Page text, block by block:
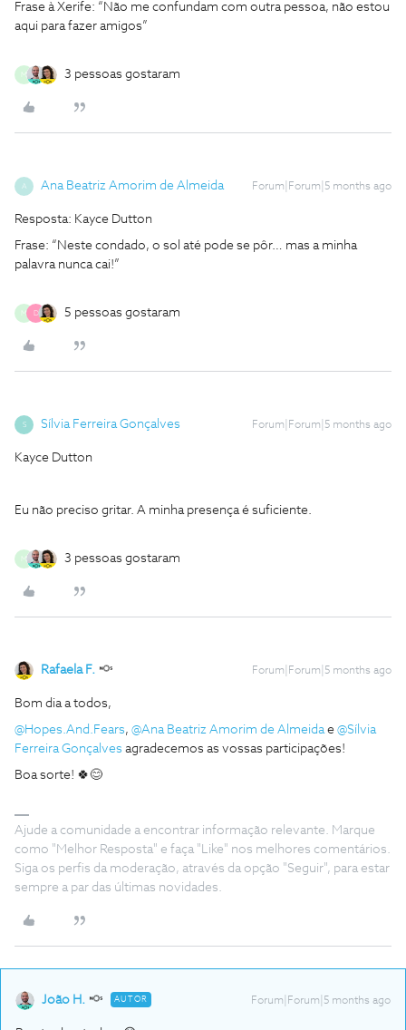
Frase à Xerife: “Não me confundam com outra pessoa, não estou
aqui para fazer amigos”
M 3 pessoas gostaram
A Ana Beatriz Amorim de Almeida Forum|Forum|5 months ago
Resposta: Kayce Dutton
Frase: “Neste condado, o sol até pode se pôr… mas a minha
palavra nunca cai!”
M D 5 pessoas gostaram
S Sílvia Ferreira Gonçalves Forum|Forum|5 months ago
Kayce Dutton
Eu não preciso gritar. A minha presença é suficiente.
M 3 pessoas gostaram
Rafaela F. Forum|Forum|5 months ago
Bom dia a todos,
@Hopes.And.Fears, ​ @Ana Beatriz Amorim de Almeidae ​ @Sílvia
Ferreira Gonçalves agradecemos as vossas participações!
Boa sorte! 🍀😊
Ajude a comunidade a encontrar informação relevante. Marque
como "Melhor Resposta" e faça "Like" nos melhores comentários.
Siga os perfis da moderação, através da opção "Seguir", para estar
sempre a par das últimas novidades.
João H. AUTOR Forum|Forum|5 months ago